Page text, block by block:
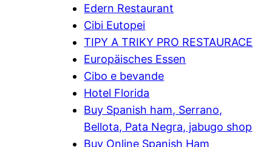
Edern Restaurant
Cibi Eutopei
TIPY A TRIKY PRO RESTAURACE
Europäisches Essen
Cibo e bevande
Hotel Florida
Buy Spanish ham, Serrano,
Bellota, Pata Negra, jabugo shop
Buy Online Spanish Ham